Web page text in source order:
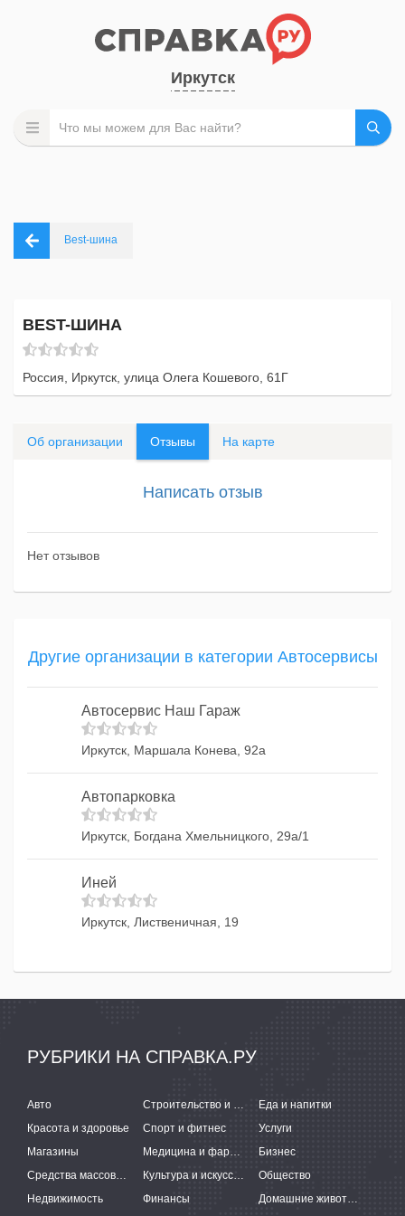
Иркутск
Best-шина
BEST-ШИНА
Россия, Иркутск, улица Олега Кошевого, 61Г
Об организации Отзывы На карте
Написать отзыв
Нет отзывов
Другие организации в категории Автосервисы
Автосервис Наш Гараж
Иркутск, Маршала Конева, 92а
Автопарковка
Иркутск, Богдана Хмельницкого, 29а/1
Иней
Иркутск, Лиственичная, 19
РУБРИКИ НА СПРАВКА.РУ
Авто Строительство и ремонт
Еда и напитки
Красота и здоровье
Спорт и фитнес
Услуги
Магазины
Медицина и фармацевтика
Бизнес
Средства массовой информации
Культура и искусство
Общество
Недвижимость
Финансы Домашние животные